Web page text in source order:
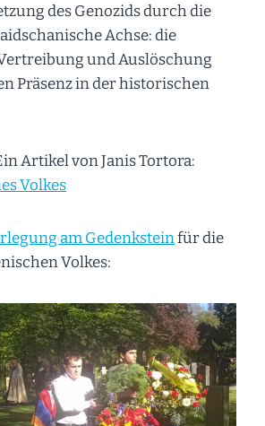
des Genozids durch die
Achse: die
und Auslöschung
Präsenz in der historischen
Artikel von Janis Tortora:
Volkes
am Gedenksteinfür die
Volkes: